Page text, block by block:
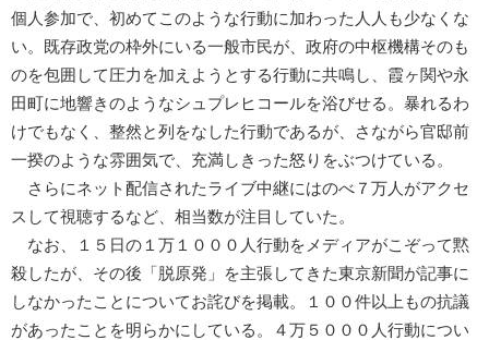
個人参加で、初めてこのような行動に加わった人人も少なくな
い。既存政党の枠外にいる一般市民が、政府の中枢機構そのも
のを包囲して圧力を加えようとする行動に共鳴し、霞ヶ関や永
田町に地響きのようなシュプレヒコールを浴びせる。暴れるわ
けでもなく、整然と列をなした行動であるが、さながら官邸前
一揆のような雰囲気で、充満しきった怒りをぶつけている。
さらにネット配信されたライブ中継にはのべ７万人がアクセ
スして視聴するなど、相当数が注目していた。
なお、１５日の１万１０００人行動をメディアがこぞって黙
殺したが、その後「脱原発」を主張してきた東京新聞が記事に
しなかったことについてお詫びを掲載。１００件以上もの抗議
があったことを明らかにしている。４万５０００人行動につい